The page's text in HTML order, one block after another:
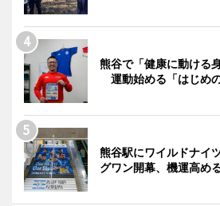
熊谷で「健康に動ける
運動始める「はじめ
熊谷駅にワイルドナ
グワン開幕、機運高め